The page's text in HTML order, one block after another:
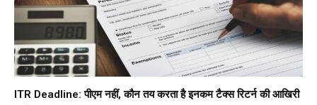
ITR Deadline: पीएम नहीं, कौन तय करता है इनकम टैक्स रिटर्न की आखिरी